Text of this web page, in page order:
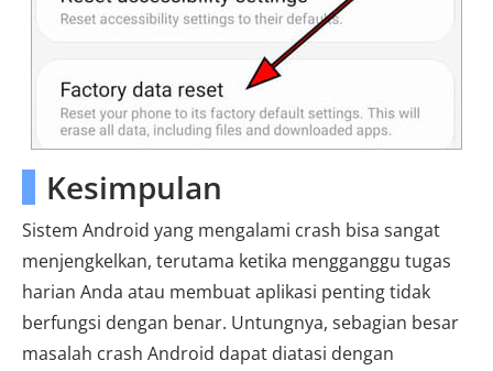
Kesimpulan
Sistem Android yang mengalami crash bisa sangat
menjengkelkan, terutama ketika mengganggu tugas
harian Anda atau membuat aplikasi penting tidak
berfungsi dengan benar. Untungnya, sebagian besar
masalah crash Android dapat diatasi dengan